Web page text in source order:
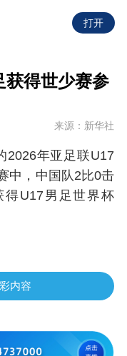
打开
获得世少赛参
来源：新华社
2026年亚足联U17
中，中国队2比0击
U17男足世界杯
内容